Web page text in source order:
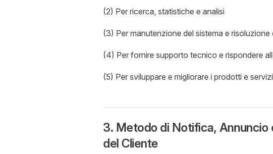
(2) Per ricerca, statistiche e analisi
(3) Per manutenzione del sistema e risoluzione
(4) Per fornire supporto tecnico e rispondere
(5) Per sviluppare e migliorare i prodotti e
3. Metodo di Notifica, Annuncio
del Cliente